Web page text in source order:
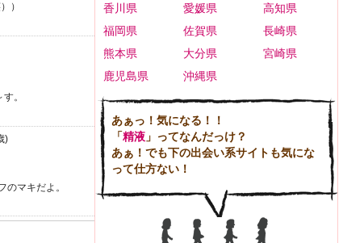
）
。
)
のマキだよ。
香川県
愛媛県
高知県
福岡県
佐賀県
長崎県
熊本県
大分県
宮崎県
鹿児島県
沖縄県
あぁっ！気になる！！
「精液 」ってなんだっけ？
あぁ！でも下の出会い系サイトも気にな
って仕方ない！